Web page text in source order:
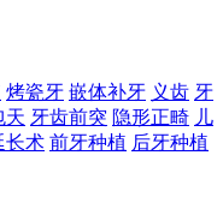
烤瓷牙 嵌体补牙 义齿 牙
天 牙齿前突 隐形正畸 儿
长术 前牙种植 后牙种植